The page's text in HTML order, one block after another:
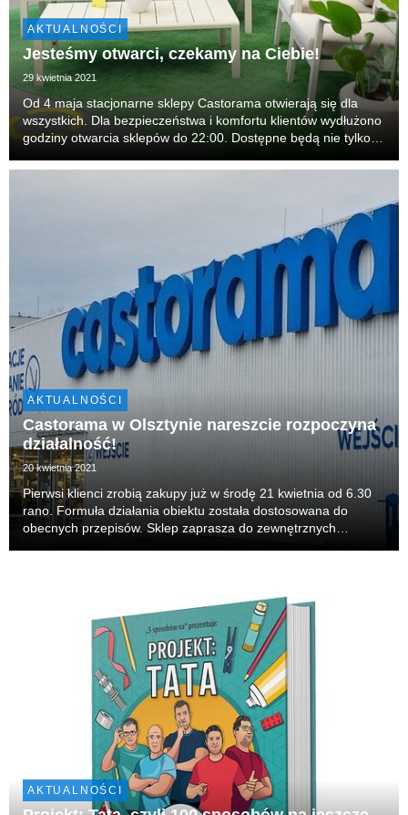
AKTUALNOŚCI
Jesteśmy otwarci, czekamy na Ciebie!
29 kwietnia 2021
Od 4 maja stacjonarne sklepy Castorama otwierają się dla
wszystkich. Dla bezpieczeństwa i komfortu klientów wydłużono
godziny otwarcia sklepów do 22:00. Dostępne będą nie tylko
sprzedaży. To świetna wiadomość dla osó...
AKTUALNOŚCI
Castorama w Olsztynie nareszcie rozpoczyna
działalność!
20 kwietnia 2021
Pierwsi klienci zrobią zakupy już w środę 21 kwietnia od 6.30
rano. Formuła działania obiektu została dostosowana do
obecnych przepisów. Sklep zaprasza do zewnętrznych
AKTUALNOŚCI